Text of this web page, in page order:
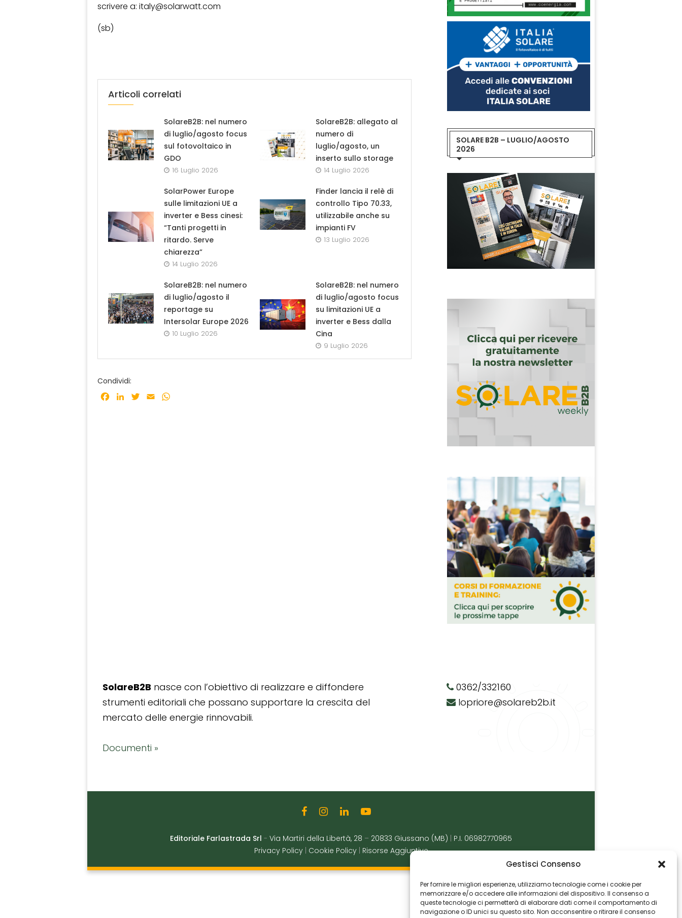
Gestisci Consenso
Per fornire le migliori esperienze, utilizziamo tecnologie come i cookie per
memorizzare e/o accedere alle informazioni del dispositivo. Il consenso a
queste tecnologie ci permetterà di elaborare dati come il comportamento di
navigazione o ID unici su questo sito. Non acconsentire o ritirare il consenso
scrivere a: italy@solarwatt.com
(sb)
Articoli correlati
SolareB2B: nel numero
di luglio/agosto focus
sul fotovoltaico in
GDO
16 Luglio 2026
SolareB2B: allegato al
numero di
luglio/agosto, un
inserto sullo storage
14 Luglio 2026
SolarPower Europe
sulle limitazioni UE a
inverter e Bess cinesi:
“Tanti progetti in
ritardo. Serve
chiarezza”
14 Luglio 2026
Finder lancia il relè di
controllo Tipo 70.33,
utilizzabile anche su
impianti FV
13 Luglio 2026
SolareB2B: nel numero
di luglio/agosto il
reportage su
Intersolar Europe 2026
10 Luglio 2026
SolareB2B: nel numero
di luglio/agosto focus
su limitazioni UE a
inverter e Bess dalla
Cina
9 Luglio 2026
Condividi:
Facebook
LinkedInTwitter
Email
SOLARE B2B – LUGLIO/AGOSTO
2026
SolareB2B nasce con l’obiettivo di realizzare e diffondere
strumenti editoriali che possano supportare la crescita del
mercato delle energie rinnovabili.
Documenti »
0362/332160
lopriore@solareb2b.it
Editoriale Farlastrada Srl - Via Martiri della Libertà, 28 – 20833 Giussano (MB)
P.I. 06982770965
Privacy Policy
Cookie Policy Risorse Aggiuntive